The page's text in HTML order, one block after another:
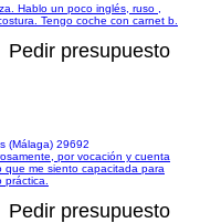
Hablo un poco inglés, ruso ,
Tengo coche con carnet b.
Pedir presupuesto
(Málaga) 29692
por vocación y cuenta
que me siento capacitada para
Pedir presupuesto